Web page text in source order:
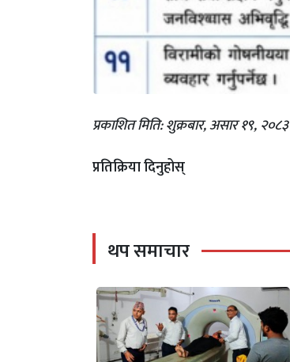
प्रकाशित मिति: शुक्रबार, असार १९, २०८३
प्रतिक्रिया दिनुहोस्
थप समाचार